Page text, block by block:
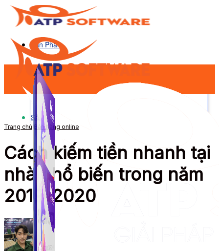
Sản Phẩm
Sản Phẩm
Trang chủ Bán hàng online
Cách kiếm tiền nhanh tại
nhà phổ biến trong năm
2019-2020